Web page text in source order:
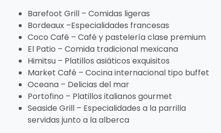
Barefoot Grill – Comidas ligeras
Bordeaux –Especialidades francesas
Coco Café – Café y pastelería clase premium
El Patio – Comida tradicional mexicana
Himitsu – Platillos asiáticos exquisitos
Market Café – Cocina internacional tipo buffet
Oceana – Delicias del mar
Portofino – Platillos italianos gourmet
Seaside Grill – Especialidades a la parrilla
servidas junto a la alberca